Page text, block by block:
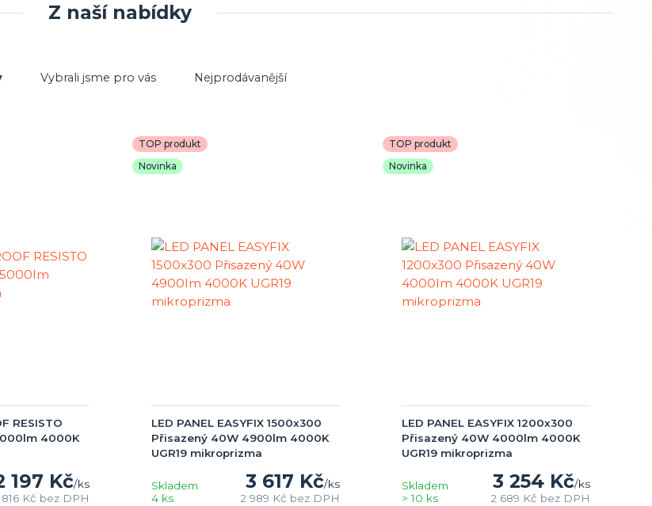
Z naší nabídky
Vybrali jsme pro vás Nejprodávanější
RESISTO
4000K
197 Kč/ks
816 Kč bez DPH
TOP produkt
Novinka
LED PANEL EASYFIX 1500x300
Přisazený 40W 4900lm 4000K
UGR19 mikroprizma
3 617 Kč/ks
2 989 Kč bez DPH
Skladem
4 ks
TOP produkt
Novinka
LED PANEL EASYFIX 1200x300
Přisazený 40W 4000lm 4000K
UGR19 mikroprizma
3 254 Kč/ks
2 689 Kč bez DPH
Skladem
> 10 ks